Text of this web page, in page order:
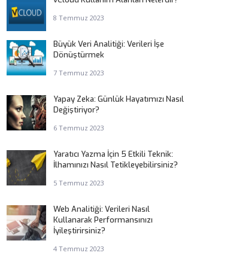
8 Temmuz 2023
Büyük Veri Analitiği: Verileri İşe
Dönüştürmek
7 Temmuz 2023
Yapay Zeka: Günlük Hayatımızı Nasıl
Değiştiriyor?
6 Temmuz 2023
Yaratıcı Yazma İçin 5 Etkili Teknik:
İlhamınızı Nasıl Tetikleyebilirsiniz?
5 Temmuz 2023
Web Analitiği: Verileri Nasıl
Kullanarak Performansınızı
İyileştirirsiniz?
4 Temmuz 2023